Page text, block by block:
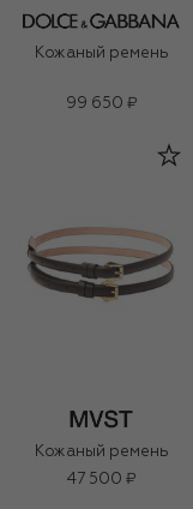
Кожаный ремень
99 650 ₽
Кожаный ремень
47 500 ₽